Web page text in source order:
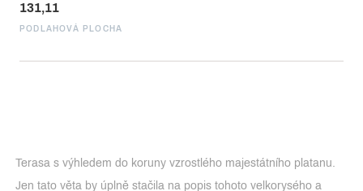
131,11
PODLAHOVÁ PLOCHA
Terasa s výhledem do koruny vzrostlého majestátního platanu.
Jen tato věta by úplně stačila na popis tohoto velkorysého a